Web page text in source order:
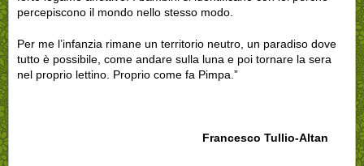
percepiscono il mondo nello stesso modo.
Per me l’infanzia rimane un territorio neutro, un paradiso dove
tutto è possibile, come andare sulla luna e poi tornare la sera
nel proprio lettino. Proprio come fa Pimpa.”
Francesco Tullio-Altan